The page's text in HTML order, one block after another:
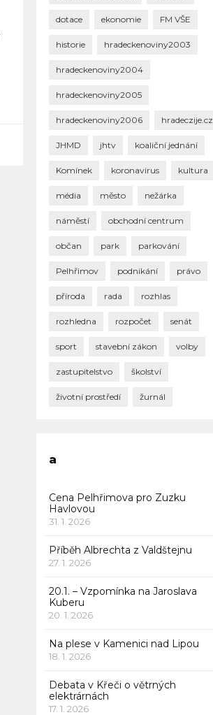
dotace ekonomie FM VŠE
historie hradeckenoviny2003
hradeckenoviny2004
hradeckenoviny2005
hradeckenoviny2006 hradeczije.cz
JHMD jhtv koaliční jednání
Komínek koronavirus kultura
média město nežárka
náměstí obchodní centrum
občan park parkování
Pelhřimov podnikání právo
příroda rada rozhlas
rozhledna rozpočet senát
sport stavební zákon volby
zastupitelstvo školství
životní prostředí žurnál
a
Cena Pelhřimova pro Zuzku
Havlovou
31. 1. 2026
Příběh Albrechta z Valdštejnu
27. 1. 2026
20.1. – Vzpomínka na Jaroslava
Kuberu
20. 1. 2026
Na plese v Kamenici nad Lipou
18. 1. 2026
Debata v Křeči o větrných
elektrárnách
17. 1. 2026